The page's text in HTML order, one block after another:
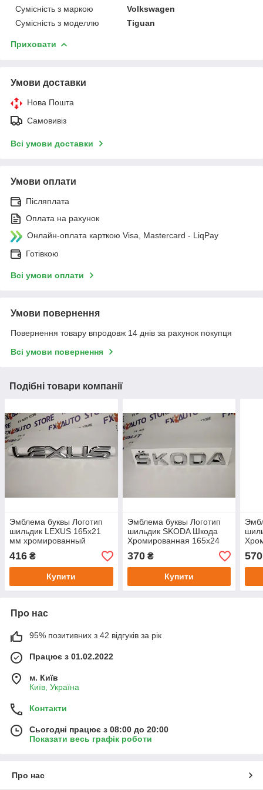
Сумісність з маркою
Volkswagen
Сумісність з моделлю
Tiguan
Приховати
Умови доставки
Нова Пошта
Самовивіз
Всі умови доставки
Умови оплати
Післяплата
Оплата на рахунок
Онлайн-оплата карткою Visa, Mastercard - LiqPay
Готівкою
Всі умови оплати
Умови повернення
Повернення товару впродовж 14 днів за рахунок покупця
Всі умови повернення
Подібні товари компанії
Эмблема буквы Логотип
шильдик LEXUS 165х21
мм хромированный
416 ₴
Купити
Эмблема буквы Логотип
шильдик SKODA Шкода
Хромированная 165х24
мм, Буква "К" - 28х23 мм
ШхВ
370₴
Купити
мм
570
Про нас
95% позитивних з 42 відгуків за рік
Працює з 01.02.2022
м. Київ
Київ, Україна
Контакти
Сьогодні працює з 08:00 до 20:00
Показати весь графік роботи
Про нас